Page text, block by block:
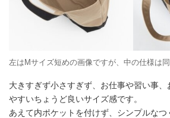
左はMサイズ短めの画像ですが、中の仕様は
大きすぎず小さすぎず、お仕事や習い事
やすいちょうど良いサイズ感です。
あえて内ポケットを付けず、シンプルな